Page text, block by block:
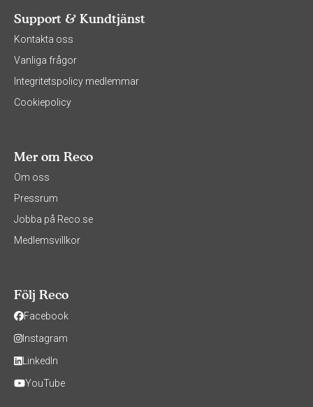
Support & Kundtjänst
Kontakta oss
Vanliga frågor
Integritetspolicy medlemmar
Cookiepolicy
Mer om Reco
Om oss
Pressrum
Jobba på Reco.se
Medlemsvillkor
Följ Reco
Facebook
Instagram
LinkedIn
YouTube